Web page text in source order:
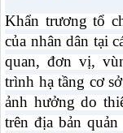
Khẩn trương tổ
của nhân dân tại
quan, đơn vị,
trình hạ tầng cơ
ảnh hưởng do
trên địa bản